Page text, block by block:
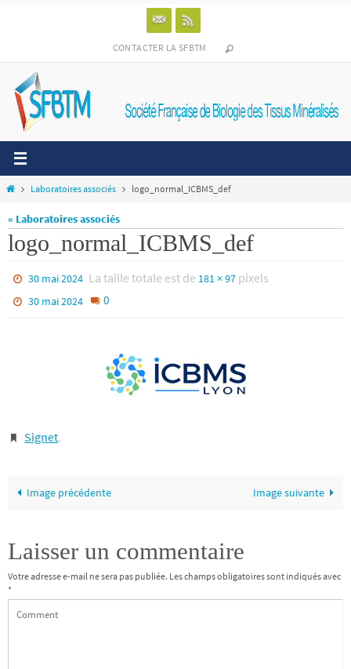
CONTACTER LA SFBTM
HomeLaboratoires associés logo_normal_ICBMS_def
« Laboratoires associés
logo_normal_ICBMS_def
30 mai 2024 La taille totale est de 181 × 97 pixels
30 mai 2024 0
Signet.
Image précédente Image suivante
Laisser un commentaire
Votre adresse e-mail ne sera pas publiée. Les champs obligatoires sont indiqués avec
*